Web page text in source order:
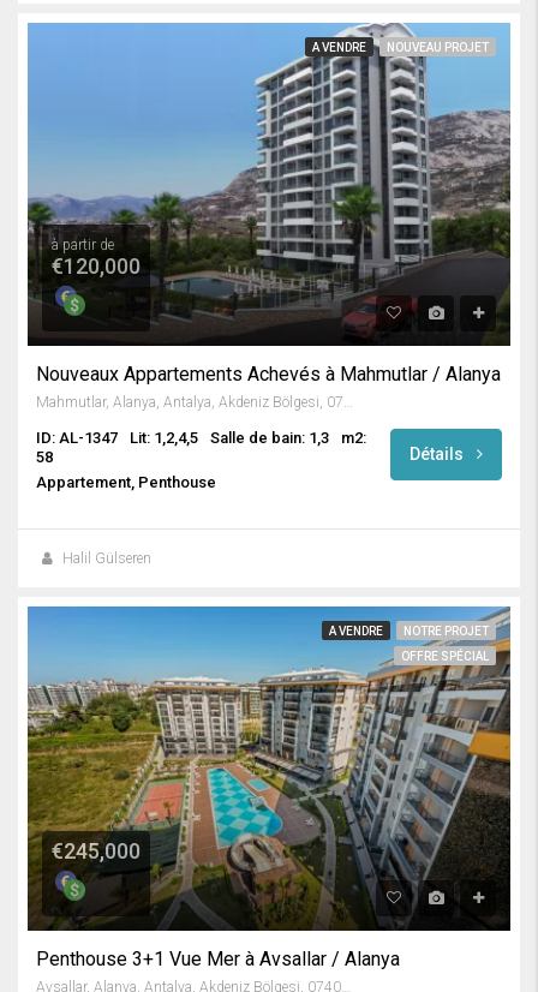
A VENDRE NOUVEAU PROJET
à partir de
€120,000
Nouveaux Appartements Achevés à Mahmutlar / Alanya
Mahmutlar, Alanya, Antalya, Akdeniz Bölgesi, 07450, Türkiye
ID: AL-1347 Lit: 1,2,4,5 Salle de bain: 1,3
m2:
58
Appartement, Penthouse
Détails
Halil Gülseren
A VENDRE
NOTRE PROJET
OFFRE SPÉCIAL
€245,000
Penthouse 3+1 Vue Mer à Avsallar / Alanya